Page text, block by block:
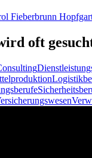
Fieberbrunn
oft